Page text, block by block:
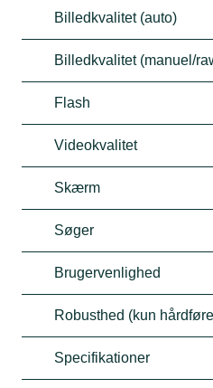
Billedkvalitet (auto)
Billedkvalitet (manuel/
Flash
Videokvalitet
Skærm
Søger
Brugervenlighed
Robusthed (kun
Specifikationer